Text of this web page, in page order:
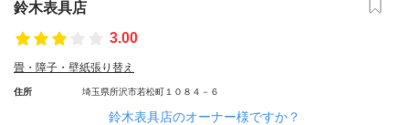
鈴木表具店
3.00
畳・障子・壁紙張り替え
住所 埼玉県所沢市若松町１０８４－６
鈴木表具店のオーナー様ですか？